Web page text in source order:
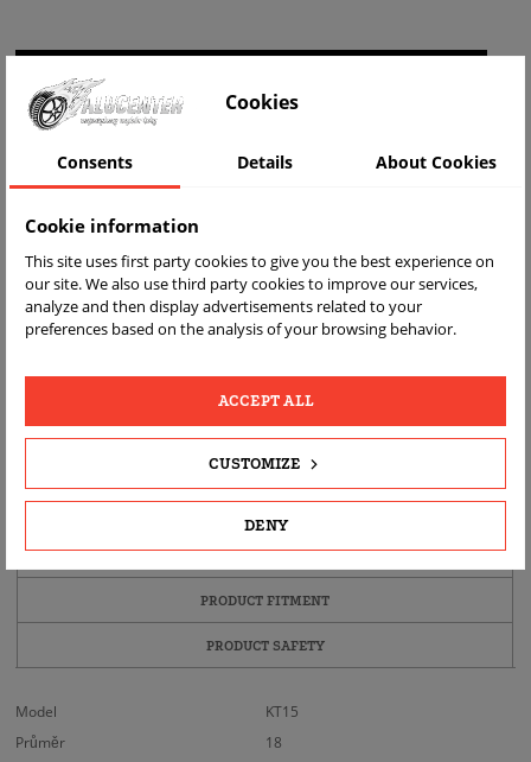
ODESLÁNÍ
ZDARMA
SKUTEČNÉ
PRODUKTŮ
POPIS
PRODUCT FITMENT
PRODUCT SAFETY
Model
KT15
Průměr
18
Cookies
Consents Details About Cookies
Cookie information
This site uses first party cookies to give you the best experience on
our site. We also use third party cookies to improve our services,
analyze and then display advertisements related to your
preferences based on the analysis of your browsing behavior.
DENY
CUSTOMIZE
ACCEPT ALL